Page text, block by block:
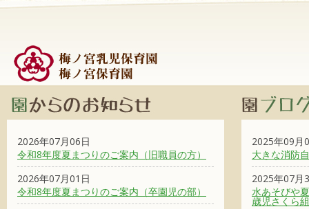
2026年07月06日
令和8年度夏まつりのご案内（旧職員の方）
2026年07月01日
令和8年度夏まつりのご案内（卒園児の部）
2025年09月
大きな消防
2025年07月
水あそびや
歳児さくら